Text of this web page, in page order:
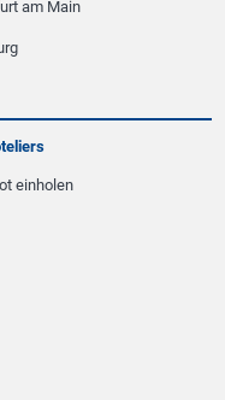
am Main
einholen